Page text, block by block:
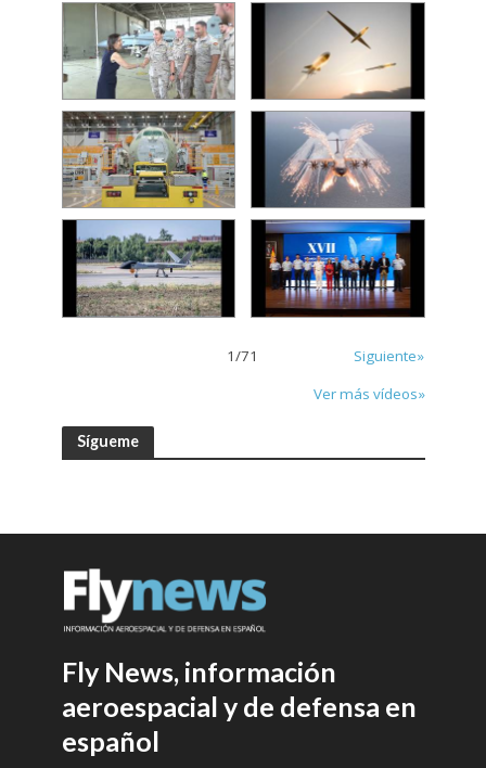
1/71
Siguiente»
Ver más vídeos»
Sígueme
Fly News, información
aeroespacial y de defensa en
español